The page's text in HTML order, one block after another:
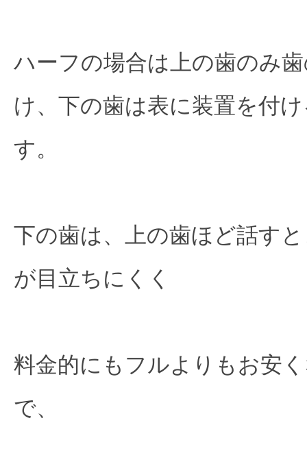
ハーフの場合は上の歯のみ
け、下の歯は表に装置を付
す。
下の歯は、上の歯ほど話す
が目立ちにくく
料金的にもフルよりもお安
で、